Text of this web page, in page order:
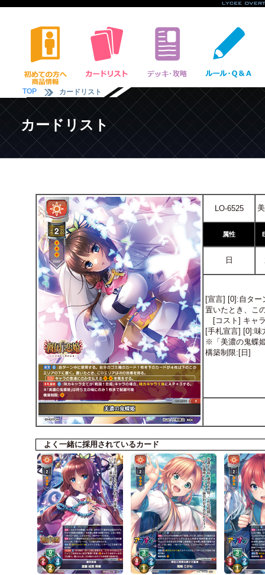
TOP カードリスト
カードリスト
LO-6525
属性
日
[宣言] [0]:自ター
置いたとき、こ
[コスト] キャ
[手札宣言] [0]:味
※「美濃の鬼蝶
構築制限:[日]
よく一緒に採用されているカード